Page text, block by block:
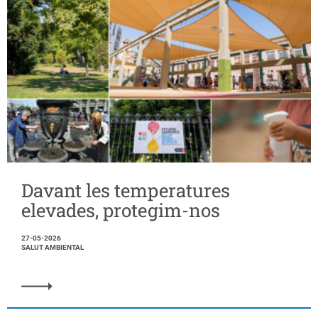
Davant les temperatures
elevades, protegim-nos
27-05-2026
SALUT AMBIENTAL